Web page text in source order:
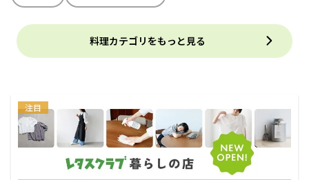
料理カテゴリをもっと見る
注目